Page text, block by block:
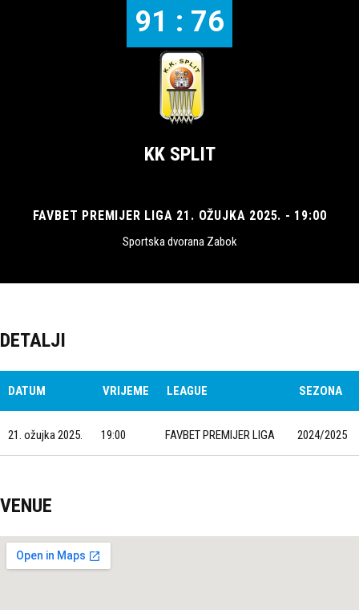
91 : 76
KK SPLIT
FAVBET PREMIJER LIGA 21. OŽUJKA 2025. - 19:00
Sportska dvorana Zabok
DETALJI
DATUM VRIJEME LEAGUE SEZONA
21. ožujka 2025. 19:00 FAVBET PREMIJER LIGA 2024/2025
VENUE